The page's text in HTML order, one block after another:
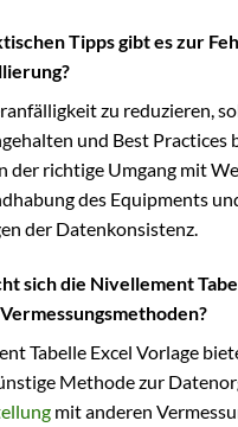
Tipps gibt es zur
zu reduzieren,
und Best Practices
der richtige Umgang mit
des Equipments
der Datenkonsistenz.
sich die Nivellement
Tabelle Excel Vorlage
Methode zur
mit anderen